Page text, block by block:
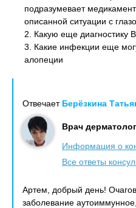
подразумевает
описанной ситуации с
2. Какую еще диагностику
3. Какие инфекции еще
алопеции
Отвечает Берёзкина
Врач
Информация о
Все ответы
Артем, добрый день!
заболевание